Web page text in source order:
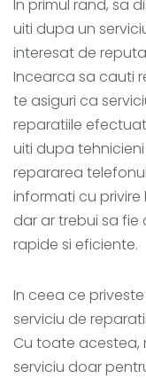
In primul rand, sa
uiti dupa un
interesat de
Incearca sa cauti
te asiguri ca
reparatiile
uiti dupa
repararea
informati cu
dar ar trebui sa
rapide si eficiente.
In ceea ce
serviciu de
Cu toate acestea,
serviciu doar